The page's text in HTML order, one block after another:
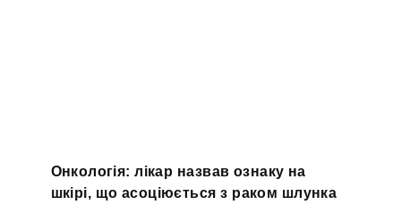
Онкологія: лікар назвав ознаку на
шкірі, що асоціюється з раком шлунка